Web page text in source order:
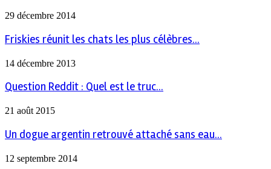
29 décembre 2014
Friskies réunit les chats les plus célèbres...
14 décembre 2013
Question Reddit : Quel est le truc...
21 août 2015
Un dogue argentin retrouvé attaché sans eau...
12 septembre 2014